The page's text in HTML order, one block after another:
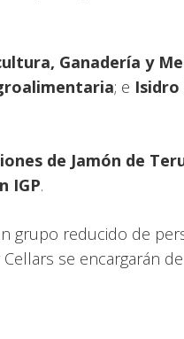
Ganadería y
; e Isidro
de Jamón de
IGP.
grupo reducido de
se encargarán